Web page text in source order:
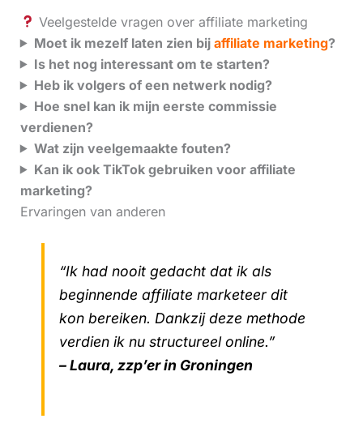
Veelgestelde vragen over affiliate marketing
Moet ik mezelf laten zien bij affiliate marketing?
Is het nog interessant om te starten?
Heb ik volgers of een netwerk nodig?
Hoe snel kan ik mijn eerste commissie
verdienen?
Wat zijn veelgemaakte fouten?
Kan ik ook TikTok gebruiken voor affiliate
marketing?
Ervaringen van anderen
“Ik had nooit gedacht dat ik als
beginnende affiliate marketeer dit
kon bereiken. Dankzij deze methode
verdien ik nu structureel online.”
– Laura, zzp’er in Groningen